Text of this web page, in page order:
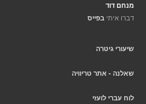
מנחם דוד
דברו איתי בפייס
שיעורי גיטרה
שאלנה - אתר טריוויה
לוח עברי לועזי